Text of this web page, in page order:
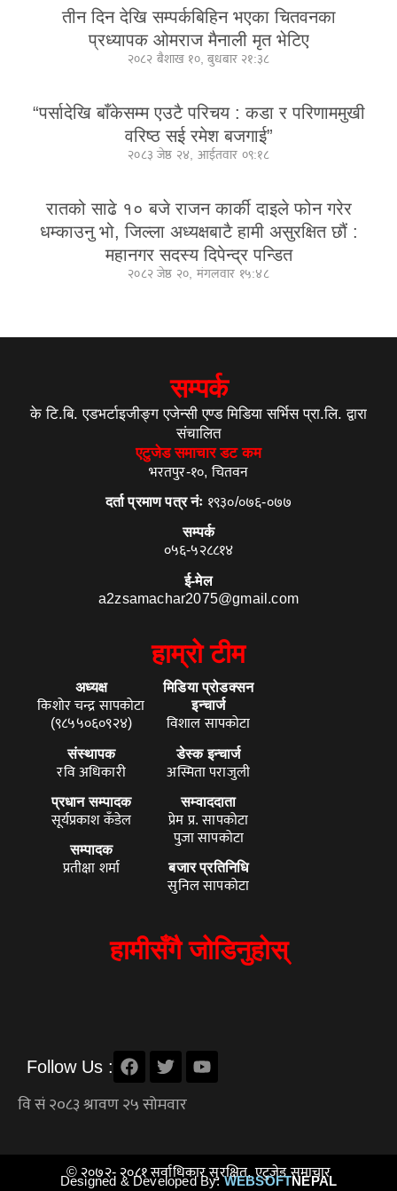
तीन दिन देखि सम्पर्कबिहिन भएका चितवनका
प्रध्यापक ओमराज मैनाली मृत भेटिए
२०८२ बैशाख १०, बुधबार २१:३८
“पर्सादेखि बाँकेसम्म एउटै परिचय : कडा र परिणाममुखी
वरिष्ठ सई रमेश बजगाई”
२०८३ जेष्ठ २४, आईतवार ०९:१८
रातको साढे १० बजे राजन कार्की दाइले फोन गरेर
धम्काउनु भो, जिल्ला अध्यक्षबाटै हामी असुरक्षित छौं :
महानगर सदस्य दिपेन्द्र पन्डित
२०८२ जेष्ठ २०, मंगलवार १५:४८
सम्पर्क
के टि.बि. एडभर्टाइजीङ्ग एजेन्सी एण्ड मिडिया सर्भिस प्रा.लि. द्वारा
संचालित
एटुजेड समाचार डट कम
भरतपुर-१०, चितवन
दर्ता प्रमाण पत्र नंः १९३०/०७६-०७७
सम्पर्क
०५६-५२८८१४
ई-मेल
a2zsamachar2075@gmail.com
हाम्रो टीम
अध्यक्ष
किशोर चन्द्र सापकोटा
(९८५५०६०९२४)
संस्थापक
रवि अधिकारी
प्रधान सम्पादक
सूर्यप्रकाश कँडेल
सम्पादक
प्रतीक्षा शर्मा
मिडिया प्रोडक्सन
इन्चार्ज
विशाल सापकोटा
डेस्क इन्चार्ज
अस्मिता पराजुली
सम्वाददाता
प्रेम प्र. सापकोटा
पुजा सापकोटा
बजार प्रतिनिधि
सुनिल सापकोटा
हामीसँगै जोडिनुहोस्
Follow Us :
© २०७२- २०८१ सर्वाधिकार सुरक्षित, एटुजेड समाचार
Designed & Developed By:WEBSOFTNEPAL